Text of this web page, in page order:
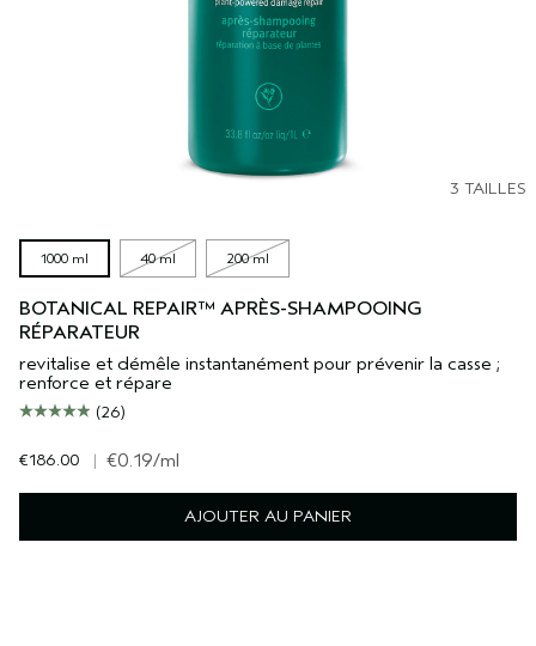
3 TAILLES
1000 ml 40 ml 200 ml
BOTANICAL REPAIR™ APRÈS-SHAMPOOING
RÉPARATEUR
revitalise et démêle instantanément pour prévenir la casse ;
renforce et répare
(26)
€186.00 | €0.19/ml
AJOUTER AU PANIER